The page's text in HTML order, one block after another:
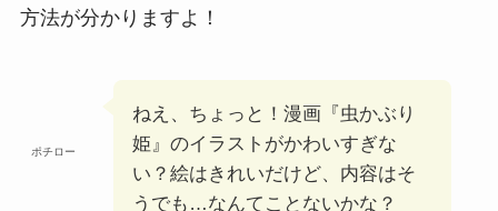
方法が分かりますよ！
ポチロー
ねえ、ちょっと！漫画『虫かぶり
姫』のイラストがかわいすぎな
い？絵はきれいだけど、内容はそ
うでも…なんてことないかな？